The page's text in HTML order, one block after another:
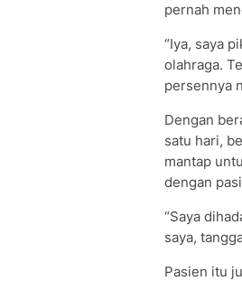
pernah
“Iya, saya
olahraga.
persennya
Dengan
satu hari,
mantap
dengan
“Saya
saya,
Pasien itu